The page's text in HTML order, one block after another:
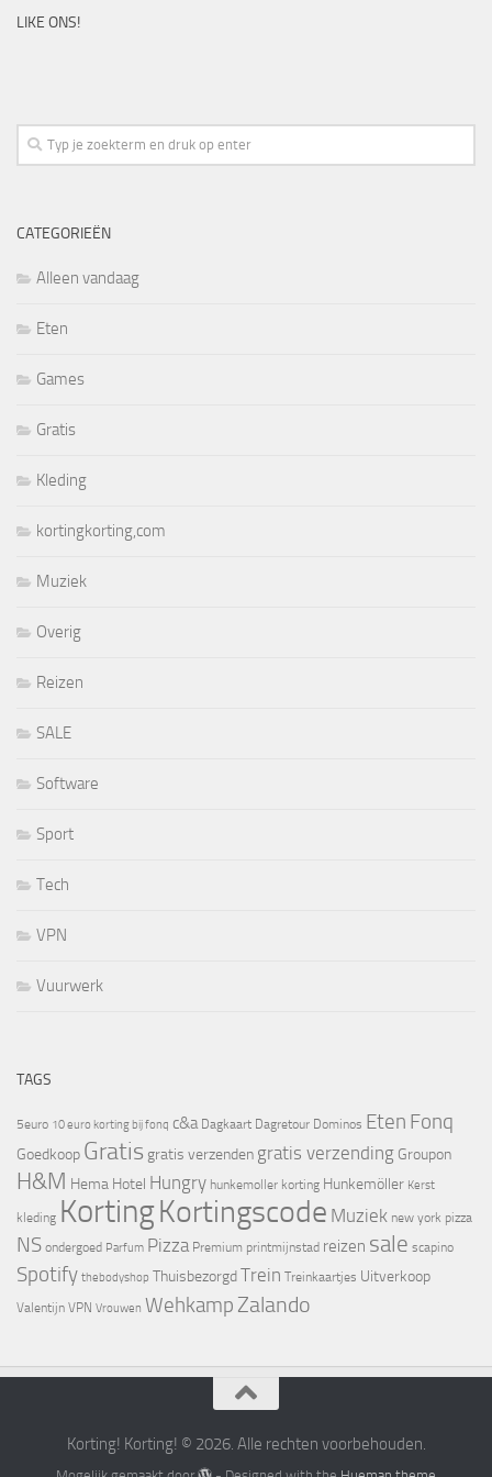
LIKE ONS!
CATEGORIEËN
Alleen vandaag
Eten
Games
Gratis
Kleding
kortingkorting,com
Muziek
Overig
Reizen
SALE
Software
Sport
Tech
VPN
Vuurwerk
TAGS
5euro 10 euro korting bij fonq c&a Dagkaart Dagretour Dominos Eten Fonq
Goedkoop Gratis gratis verzenden gratis verzending Groupon
H&M Hema Hotel Hungry hunkemoller korting Hunkemöller Kerst
kleding KortingKortingscode Muziek new york pizza
NS ondergoed Parfum Pizza Premium printmijnstad reizen sale scapino
Spotify thebodyshop ThuisbezorgdTrein Treinkaartjes Uitverkoop
Valentijn VPN Vrouwen Wehkamp Zalando
Korting! Korting! © 2026. Alle rechten voorbehouden.